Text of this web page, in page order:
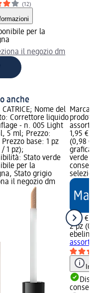
(12)
per la
il negozio dm
anche
Nome del
Correttore liquido
- n. 005 Light
5 ml; Prezzo:
base: 1 pz
/ 1 pz);
Stato verde
per la
Stato grigio
il negozio dm
Marca:
assort.,
1,95 €;
(0,98 € /
grafica;
verde
1,95 €
2 pz
ebelin
assort.,